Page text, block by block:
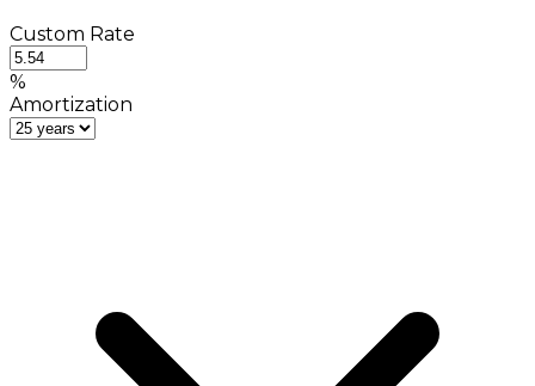
Custom Rate
%
Amortization